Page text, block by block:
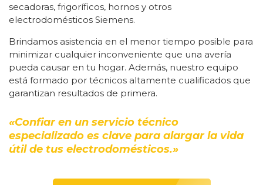
secadoras, frigoríficos, hornos y otros
electrodomésticos Siemens.
Brindamos asistencia en el menor tiempo posible para
minimizar cualquier inconveniente que una avería
pueda causar en tu hogar. Además, nuestro equipo
está formado por técnicos altamente cualificados que
garantizan resultados de primera.
«Confiar en un servicio técnico
especializado es clave para alargar la vida
útil de tus electrodomésticos.»